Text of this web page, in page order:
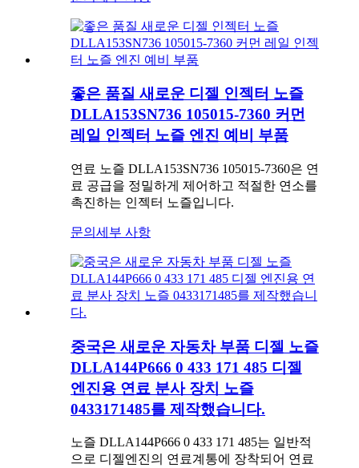
좋은 품질 새로운 디젤 인젝터 노즐
DLLA153SN736 105015-7360 커먼
레일 인젝터 노즐 엔진 예비 부품
연료 노즐 DLLA153SN736 105015-7360은 연
료 공급을 정밀하게 제어하고 적절한 연소를
촉진하는 인젝터 노즐입니다.
문의 세부 사항
중국은 새로운 자동차 부품 디젤 노즐
DLLA144P666 0 433 171 485 디젤
엔진용 연료 분사 장치 노즐
0433171485를 제작했습니다.
노즐 DLLA144P666 0 433 171 485는 일반적
으로 디젤엔진의 연료계통에 장착되어 연료